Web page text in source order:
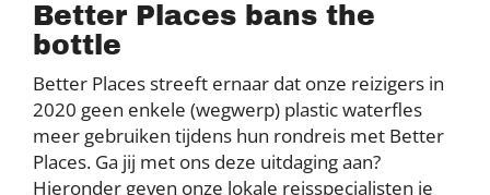
Better Places bans the
bottle
Better Places streeft ernaar dat onze reizigers in
2020 geen enkele (wegwerp) plastic waterfles
meer gebruiken tijdens hun rondreis met Better
Places. Ga jij met ons deze uitdaging aan?
Hieronder geven onze lokale reisspecialisten je